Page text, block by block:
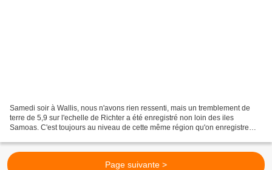
Samedi soir à Wallis, nous n'avons rien ressenti, mais un tremblement de
terre de 5,9 sur l'echelle de Richter a été enregistré non loin des iles
Samoas. C'est toujours au niveau de cette même région qu'on enregistre
Page suivante >